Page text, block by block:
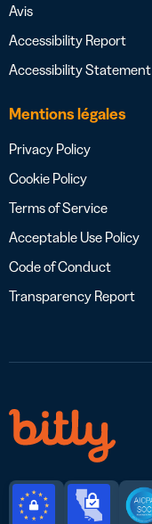
Avis
Accessibility Report
Accessibility Statement
Mentions légales
Privacy Policy
Cookie Policy
Terms of Service
Acceptable Use Policy
Code of Conduct
Transparency Report